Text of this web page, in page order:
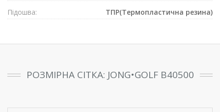
Підошва:
ТПР(Термопластична резина)
РОЗМІРНА СІТКА: JONG•GOLF B40500